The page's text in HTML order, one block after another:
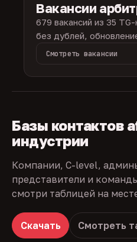
Вакансии
679 вакансий из 35
без дублей,
Смотреть вакансии
Базы контактов
индустрии
Компании, C-level,
представители и
смотри таблицей на
Скачать Смотреть